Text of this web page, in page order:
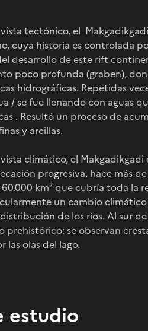
tectónico, el
cuya historia es controlada
desarrollo de este rift
poco profunda (graben),
hidrográficas. Repetidas
/ se fue llenando con aguas
. Resultó un proceso de
y arcillas.
climático, el
progresiva, hace más
km² que cubría toda la
un cambio
de los ríos. Al sur
prehistórico: se observan
las olas del lago.
estudio